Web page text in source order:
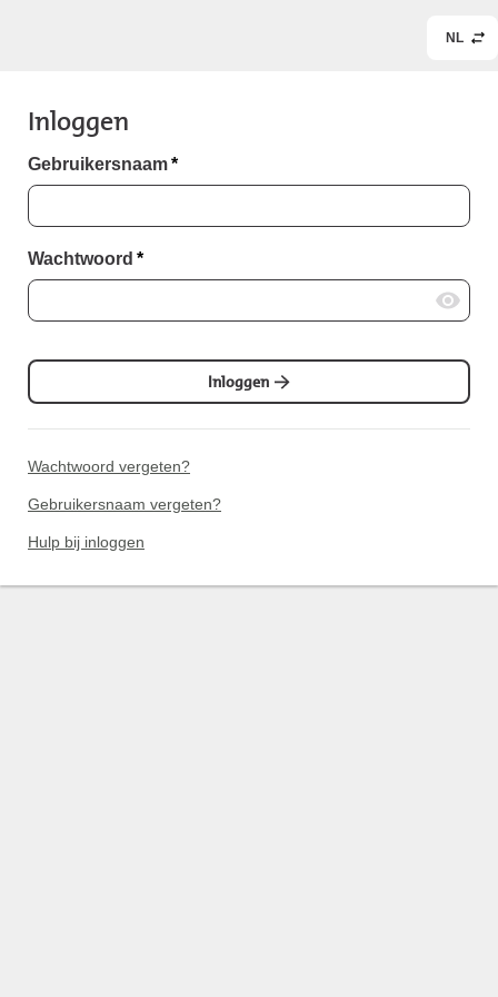
NL
Inloggen
Gebruikersnaam*
Wachtwoord *
Inloggen
Wachtwoord vergeten?
Gebruikersnaam vergeten?
Hulp bij inloggen